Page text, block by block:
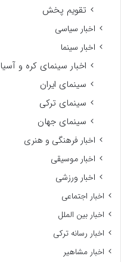
تقویم پخش
اخبار سیاسی
اخبار سینما
اخبار سینمای کره و آسیا
سینمای ایران
سینمای ترکی
سینمای جهان
اخبار فرهنگی و هنری
اخبار موسیقی
اخبار ورزشی
اخبار اجتماعی
اخبار بین الملل
اخبار رسانه ترکی
اخبار مشاهیر